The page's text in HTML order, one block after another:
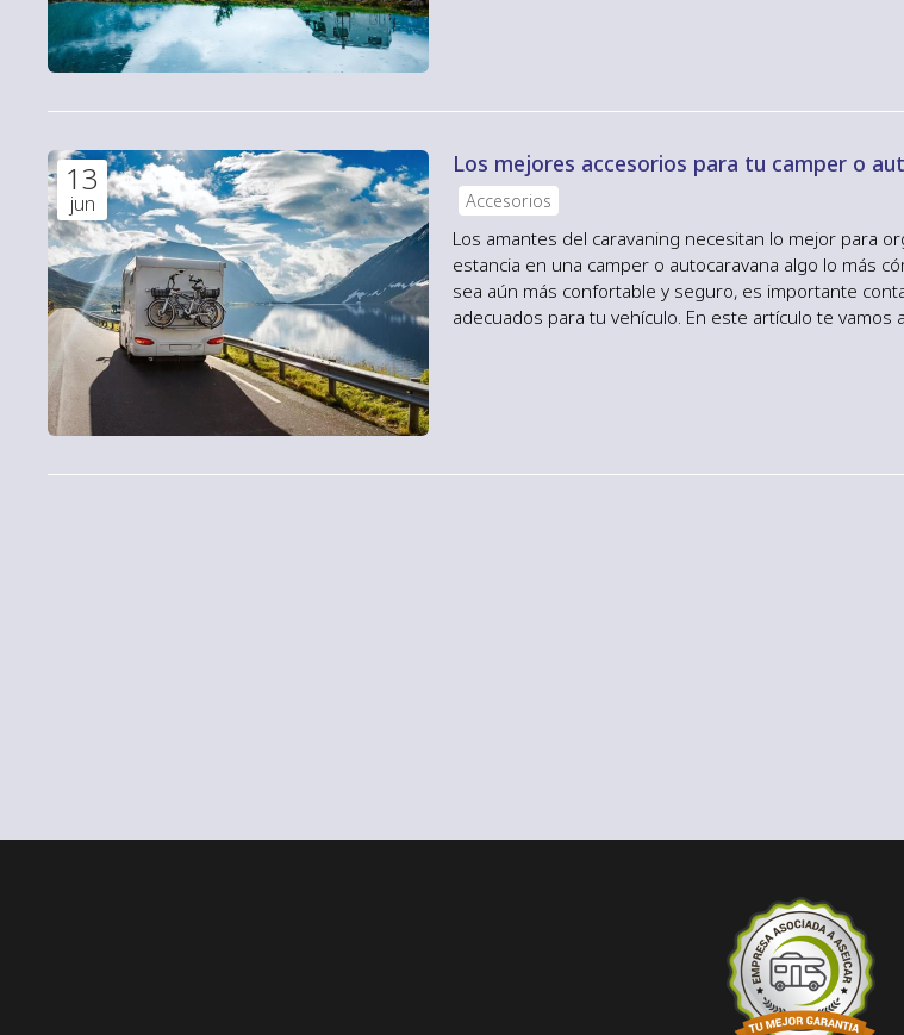
gastos de matriculación. Compromiso con la calidad
13
jun
Los mejores accesorios para tu camper o
Accesorios
Los amantes del caravaning necesitan lo mejor para
estancia en una camper o autocaravana algo lo más
sea aún más confortable y seguro, es importante
adecuados para tu vehículo. En este artículo te vamos